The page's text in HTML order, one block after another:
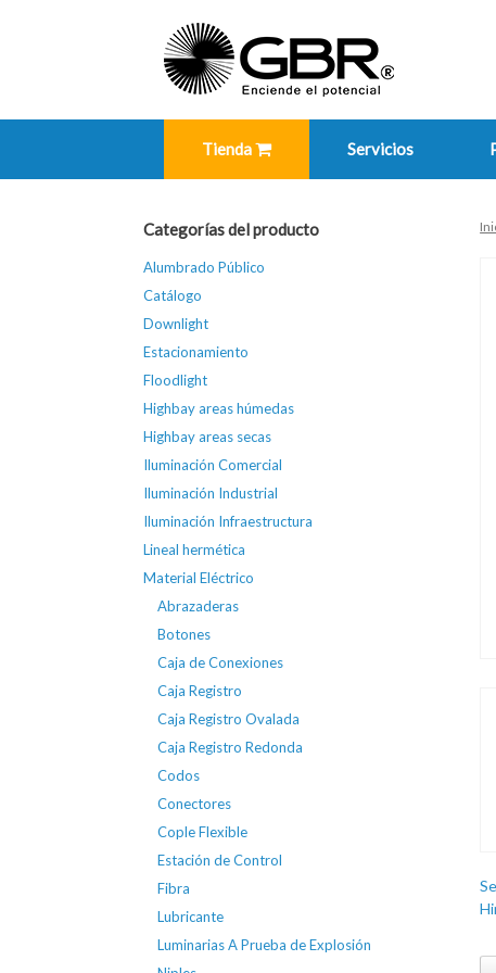
Tienda Servicios
Categorías del producto
Alumbrado Público
Catálogo
Downlight
Estacionamiento
Floodlight
Highbay areas húmedas
Highbay areas secas
Iluminación Comercial
Iluminación Industrial
Iluminación Infraestructura
Lineal hermética
Material Eléctrico
Abrazaderas
Botones
Caja de Conexiones
Caja Registro
Caja Registro Ovalada
Caja Registro Redonda
Codos
Conectores
Cople Flexible
Estación de Control
Fibra
Lubricante
Luminarias A Prueba de Explosión